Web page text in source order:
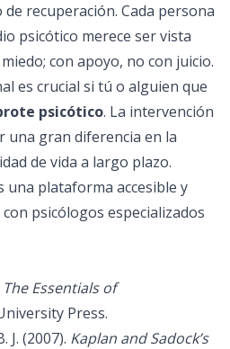
recuperación. Cada persona
psicótico merece ser vista
con apoyo, no con juicio.
es crucial si tú o alguien que
psicótico. La intervención
una gran diferencia en la
de vida a largo plazo.
una plataforma accesible y
psicólogos especializados
The Essentials of
Press.
J. (2007). Kaplan and Sadock’s